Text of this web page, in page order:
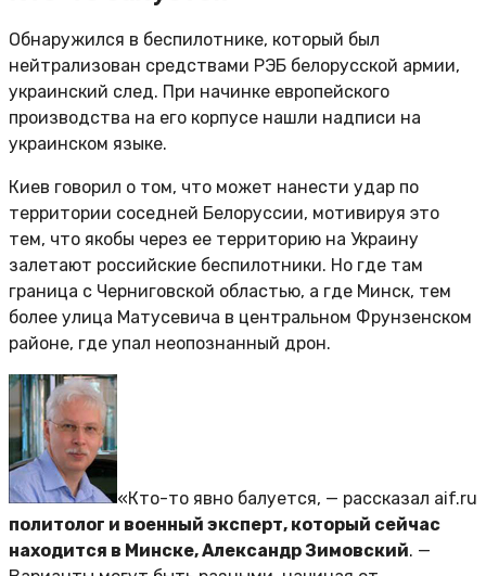
Обнаружился в беспилотнике, который был
нейтрализован средствами РЭБ белорусской армии,
украинский след. При начинке европейского
производства на его корпусе нашли надписи на
украинском языке.
Киев говорил о том, что может нанести удар по
территории соседней Белоруссии, мотивируя это
тем, что якобы через ее территорию на Украину
залетают российские беспилотники. Но где там
граница с Черниговской областью, а где Минск, тем
более улица Матусевича в центральном Фрунзенском
районе, где упал неопознанный дрон.
«Кто-то явно балуется, — рассказал aif.ru
политолог и военный эксперт, который сейчас
находится в Минске, Александр Зимовский. —